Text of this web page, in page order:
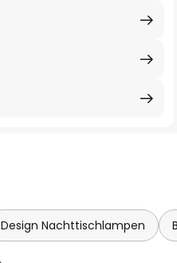
Design Nachttischlampen